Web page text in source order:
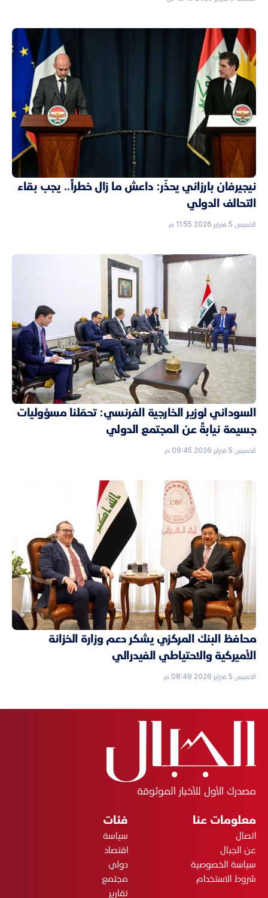
نيجيرفان بارزاني يحذّر: داعش ما زال خطراً.. يجب بقاء
التحالف الدولي
الخميس 5 فبراير 2026 11:55 م
السوداني لوزير الخارجية الفرنسي: تحمّلنا مسؤوليات
جسيمة نيابةً عن المجتمع الدولي
الخميس 5 فبراير 2026 09:45 م
محافظ البنك المركزي يشكر دعم وزارة الخزانة
الأميركية والاحتياطي الفيدرالي
الخميس 5 فبراير 2026 08:49 م
مصدرك الأول للأخبار الموثوقة
معلومات عنا
اتصال
عن الجبال
سياسة الخصوصية
شروط الاستخدام
فئات
سياسة
اقتصاد
دولي
مجتمع
تقارير